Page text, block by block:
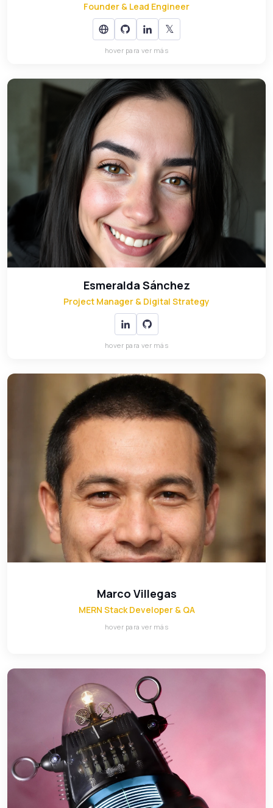
Founder & Lead Engineer
𝕏
hover para ver más
Esmeralda Sánchez
Project Manager & Digital Strategy
hover para ver más
Esmeralda Sánchez
Project Manager & Digital Strategy
El puente entre la tecnología y el negocio. Se asegura
de que cada proyecto se entregue a tiempo, dentro del
presupuesto y con la calidad que el cliente espera.
Marco Villegas
MERN Stack Developer & QA
hover para ver más
Marco Villegas
MERN Stack Developer & QA
Desarrollador full stack especializado en MongoDB,
Express, React y Node.js. Se encarga de que cada línea
de código pase los estándares de calidad antes de
llegar a producción.
Andie
Asistente IA de AndorraDev